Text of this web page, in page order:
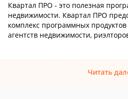
Квартал ПРО - это полезная
недвижимости. Квартал ПРО
комплекс программных
агентств недвижимости,
Читать